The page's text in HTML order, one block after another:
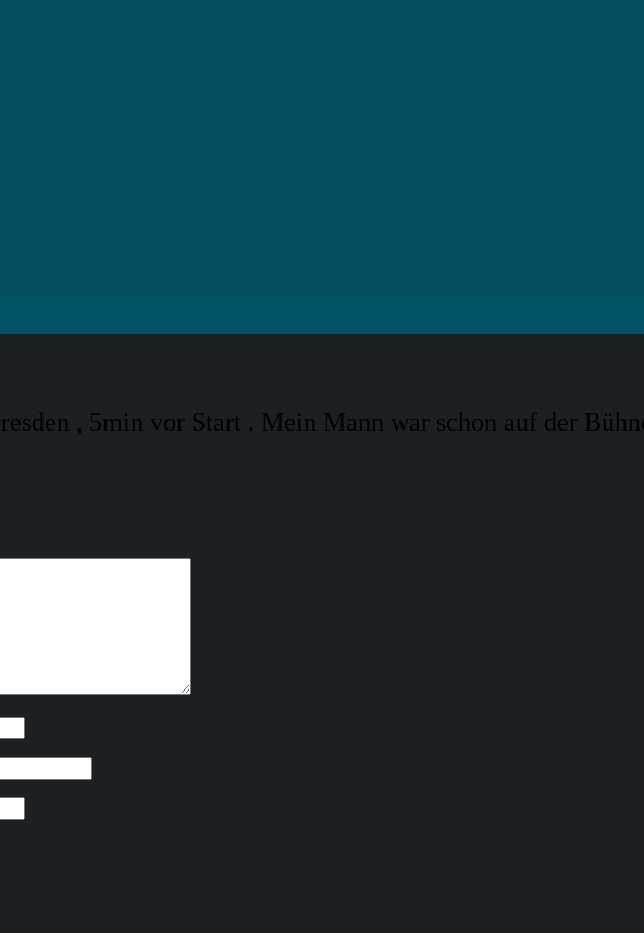
, 5min vor Start . Mein Mann war schon auf der